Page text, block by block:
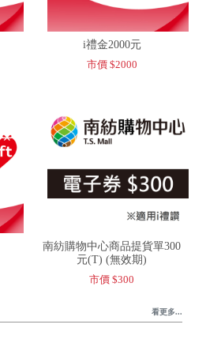
i禮金2000元
市價 $2000
南紡購物中心商品提貨單300
元(T) (無效期)
市價 $300
看更多...